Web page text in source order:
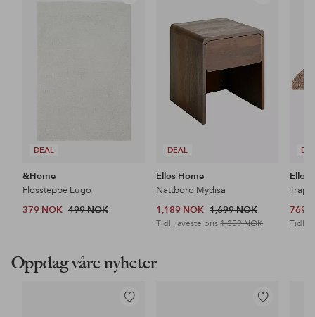
DEAL
&Home
Flossteppe Lugo
379 NOK 499 NOK
DEAL
favoritter
Ellos Home
Nattbord Mydisa
1,189 NOK 1,699 NOK
Tidl. laveste pris1,359 NOK
Ellos
769
Tidl.
Oppdag våre nyheter
Legg
Legg